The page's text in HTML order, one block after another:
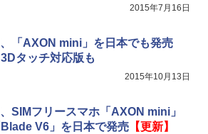
2015年7月16日
「AXON mini」を日本でも発売
タッチ対応版も
2015年10月13日
SIMフリースマホ「AXON mini」
V6」を日本で発売【更新】